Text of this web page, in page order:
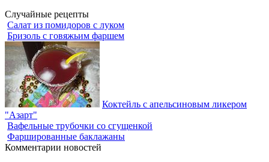
Случайные рецепты
Салат из помидоров с луком
Бризоль с говяжьим фаршем
Коктейль с апельсиновым ликером
"Азарт"
Вафельные трубочки со сгущенкой
Фаршированные баклажаны
Комментарии новостей